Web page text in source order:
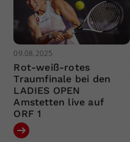
09.08.2025
Rot-weiß-rotes
Traumfinale bei den
LADIES OPEN
Amstetten live auf
ORF 1